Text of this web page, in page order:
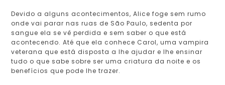
Devido a alguns acontecimentos, Alice foge sem rumo
onde vai parar nas ruas de São Paulo, sedenta por
sangue ela se vê perdida e sem saber o que está
acontecendo. Até que ela conhece Carol, uma vampira
veterana que está disposta a lhe ajudar e lhe ensinar
tudo o que sabe sobre ser uma criatura da noite e os
benefícios que pode lhe trazer.